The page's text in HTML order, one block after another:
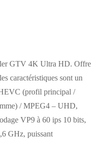
GTV 4K Ultra HD. Offre
caractéristiques sont un
(profil principal /
/ MPEG4 – UHD,
VP9 à 60 ips 10 bits,
GHz, puissant